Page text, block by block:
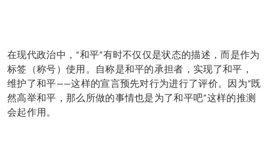
在现代政治中，“和平”有时不仅仅是状态的描述，而是作为
标签（称号）使用。自称是和平的承担者，实现了和平，
维护了和平——这样的宣言预先对行为进行了评价。因为“既
然高举和平，那么所做的事情也是为了和平吧”这样的推测
会起作用。